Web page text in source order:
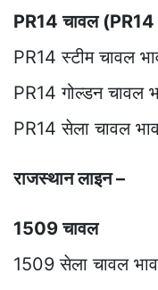
PR14 चावल
PR14 स्टीम चावल
PR14 गोल्डन
PR14 सेला चावल
राजस्थान लाइन –
1509 चावल
1509 सेला चावल